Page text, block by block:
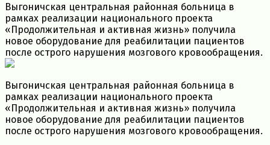
Выгоничская центральная районная больница в
рамках реализации национального проекта
«Продолжительная и активная жизнь» получила
новое оборудование для реабилитации пациентов
после острого нарушения мозгового кровообращения.
Выгоничская центральная районная больница в
рамках реализации национального проекта
«Продолжительная и активная жизнь» получила
новое оборудование для реабилитации пациентов
после острого нарушения мозгового кровообращения.